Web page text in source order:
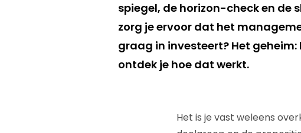
spiegel, de horizon-check en de
zorg je ervoor dat het
graag in investeert? Het
ontdek je hoe dat werkt.
Het is je vast weleens